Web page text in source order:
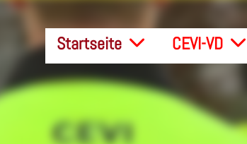
Startseite CEVI-VD